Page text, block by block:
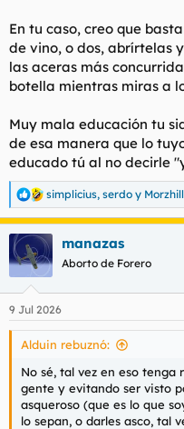
En tu caso, creo que
de vino, o dos, abrírtelas
las aceras más
botella mientras miras a
Muy mala educación tu
de esa manera que lo
educado tú al no decirle
R
e
a
c
c
e
s
simplicius, serdo y
manazas
Aborto de Forero
9 Jul 2026
Alduin rebuznó:
No sé, tal vez en eso tenga
gente y evitando ser visto
asqueroso (que es lo que
lo sepan, o darles asco, tal